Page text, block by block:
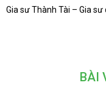
Gia sư Thành Tài – Gia
BÀI